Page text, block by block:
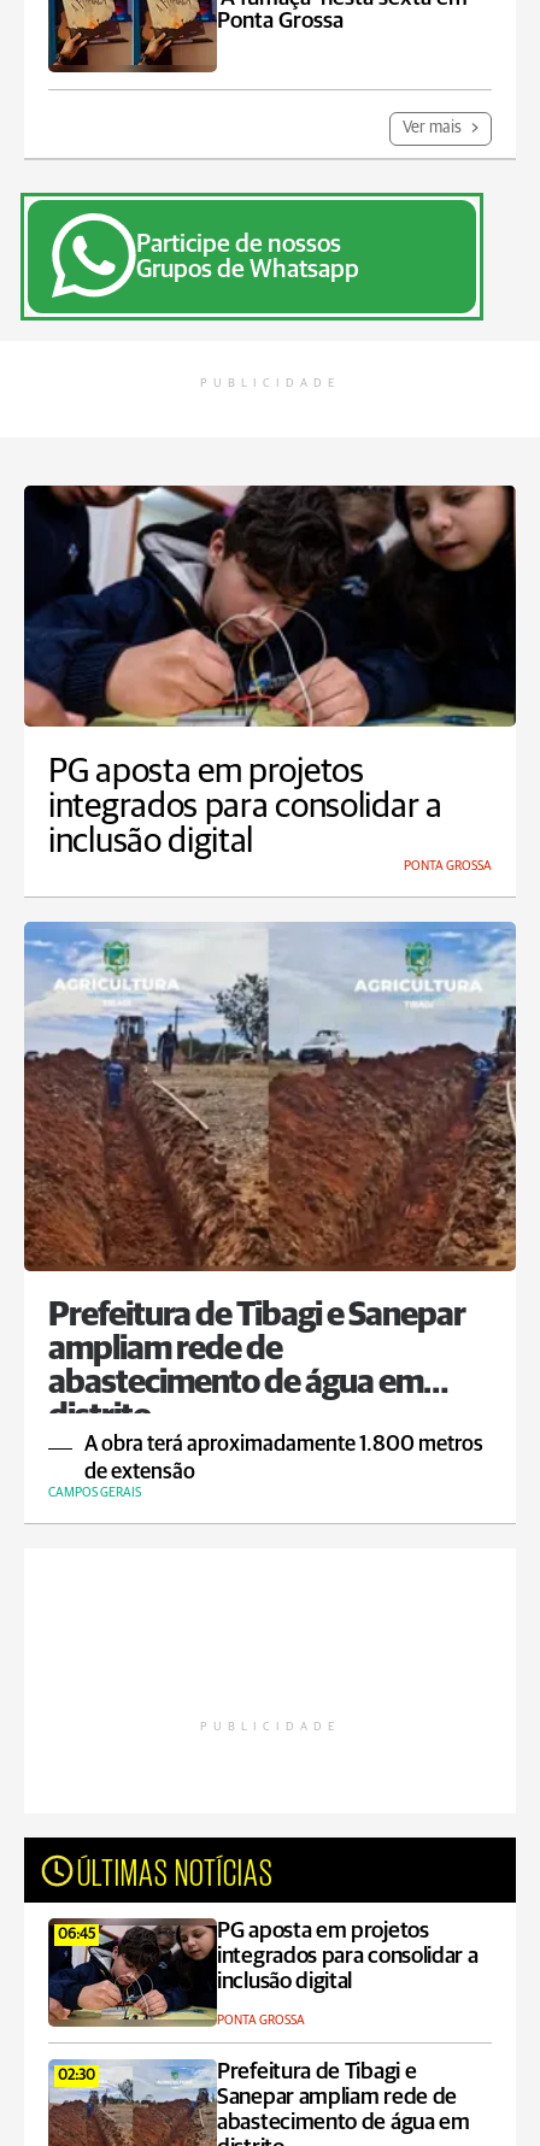
Ponta Grossa
Ver mais
Participe de nossos
Grupos de Whatsapp
PUBLICIDADE
PG aposta em projetos
integrados para consolidar a
inclusão digital
PONTA GROSSA
Prefeitura de Tibagi e Sanepar
ampliam rede de
abastecimento de água em
distrito
A obra terá aproximadamente 1.800 metros
de extensão
CAMPOS GERAIS
PUBLICIDADE
ÚLTIMAS NOTÍCIAS
06:45
PG aposta em projetos
integrados para consolidar a
inclusão digital
PONTA GROSSA
02:30
Prefeitura de Tibagi e
Sanepar ampliam rede de
abastecimento de água em